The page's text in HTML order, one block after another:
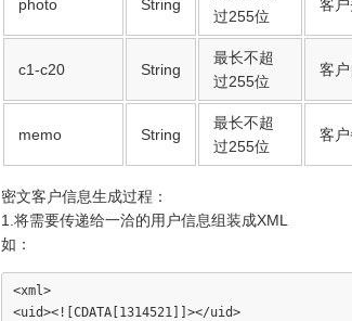
photo String
过255位
客
c1-c20 String
最长不超
过255位
客
memo String
最长不超
过255位
客
密文客户信息生成过程：
1.将需要传递给一洽的用户信息组装成XML
如：
<xml>
<uid><![CDATA[1314521]]></uid>